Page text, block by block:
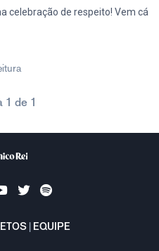
celebração de respeito! Vem cá
1 de 1
EQUIPE